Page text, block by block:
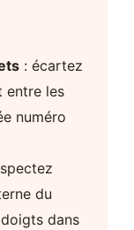
: écartez
entre les
numéro
du
dans